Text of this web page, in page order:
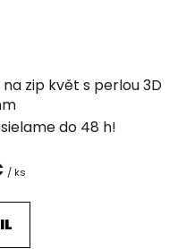
zip květ s perlou 3D
/ ks